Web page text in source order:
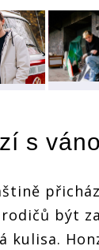
Nebe
s
být
kulisa.